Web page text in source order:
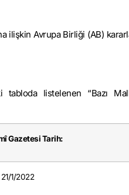
ilişkin Avrupa Birliği (AB)
tabloda listelenen “Bazı
Gazetesi Tarih:
21/1/2022